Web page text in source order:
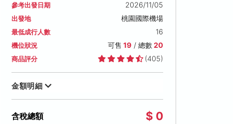
2026/11/14 (六)
售價: NT$ 28,900
2026/11/16 (一)
保證出發
參考出發日期 2026/11/05
出發地 桃園國際機場
最低成行人數 16
機位狀況 可售 19 / 總數20
商品評分 (405)
金額明細
含稅總額 $ 0